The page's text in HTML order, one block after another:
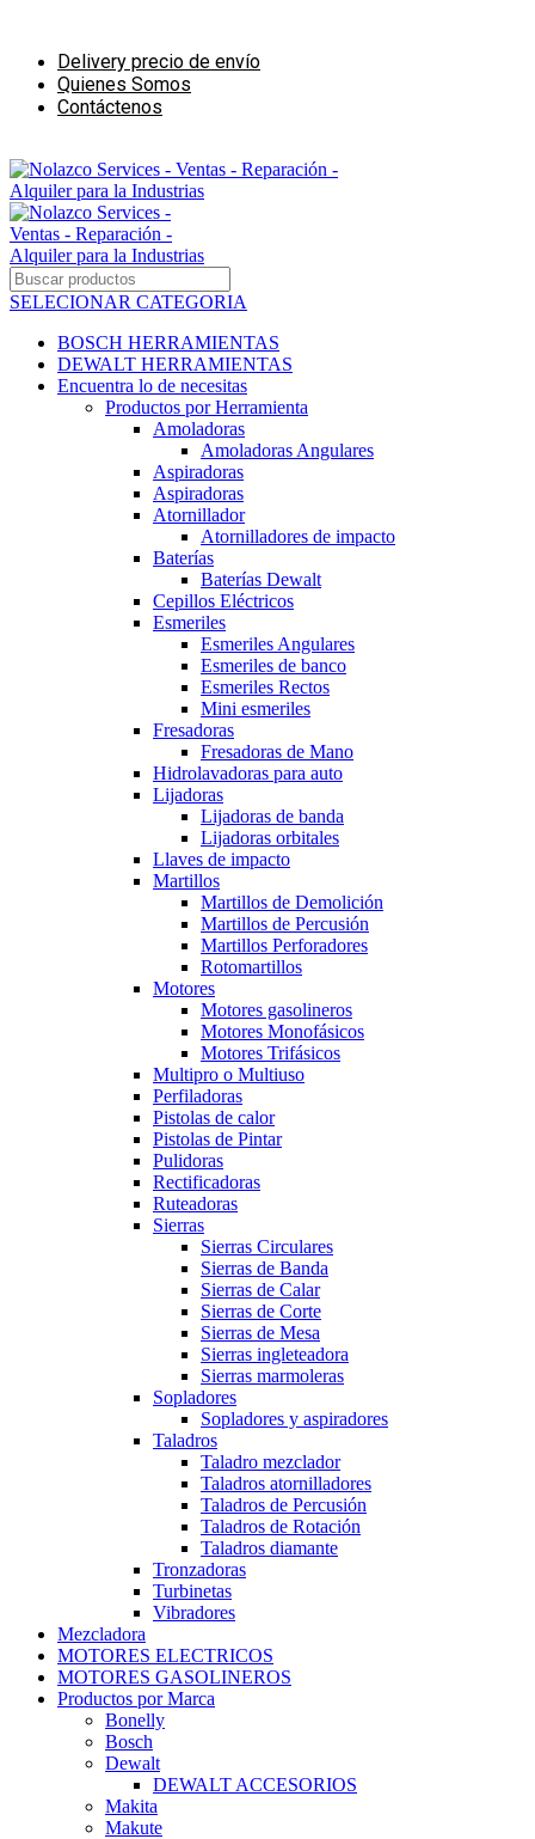
Delivery precio de envío
Quienes Somos
Contáctenos
SELECIONAR CATEGORIA
BOSCH HERRAMIENTAS
DEWALT HERRAMIENTAS
Encuentra lo de necesitas
Productos por Herramienta
Amoladoras
Amoladoras Angulares
Aspiradoras
Aspiradoras
Atornillador
Atornilladores de impacto
Baterías
Baterías Dewalt
Cepillos Eléctricos
Esmeriles
Esmeriles Angulares
Esmeriles de banco
Esmeriles Rectos
Mini esmeriles
Fresadoras
Fresadoras de Mano
Hidrolavadoras para auto
Lijadoras
Lijadoras de banda
Lijadoras orbitales
Llaves de impacto
Martillos
Martillos de Demolición
Martillos de Percusión
Martillos Perforadores
Rotomartillos
Motores
Motores gasolineros
Motores Monofásicos
Motores Trifásicos
Multipro o Multiuso
Perfiladoras
Pistolas de calor
Pistolas de Pintar
Pulidoras
Rectificadoras
Ruteadoras
Sierras
Sierras Circulares
Sierras de Banda
Sierras de Calar
Sierras de Corte
Sierras de Mesa
Sierras ingleteadora
Sierras marmoleras
Sopladores
Sopladores y aspiradores
Taladros
Taladro mezclador
Taladros atornilladores
Taladros de Percusión
Taladros de Rotación
Taladros diamante
Tronzadoras
Turbinetas
Vibradores
Mezcladora
MOTORES ELECTRICOS
MOTORES GASOLINEROS
Productos por Marca
Bonelly
Bosch
Dewalt
DEWALT ACCESORIOS
Makita
Makute